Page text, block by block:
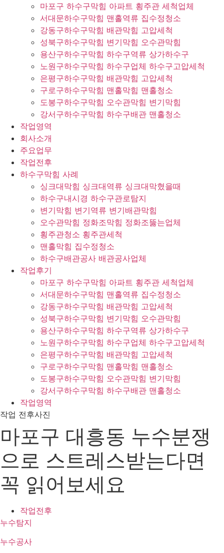
마포구 하수구막힘 아파트 횡주관 세척업체
서대문하수구막힘 맨홀역류 집수정청소
강동구하수구막힘 배관막힘 고압세척
성북구하수구막힘 변기막힘 오수관막힘
용산구하수구막힘 하수구역류 상가하수구
노원구하수구막힘 하수구업체 하수구고압세척
은평구하수구막힘 배관막힘 고압세척
구로구하수구막힘 맨홀막힘 맨홀청소
도봉구하수구막힘 오수관막힘 변기막힘
강서구하수구막힘 하수구배관 맨홀청소
작업영역
회사소개
주요업무
작업전후
하수구막힘 사례
싱크대막힘 싱크대역류 싱크대막혔을때
하수구내시경 하수구관로탐지
변기막힘 변기역류 변기배관막힘
오수관막힘 정화조막힘 정화조뚫는업체
횡주관청소 횡주관세척
맨홀막힘 집수정청소
하수구배관공사 배관공사업체
작업후기
마포구 하수구막힘 아파트 횡주관 세척업체
서대문하수구막힘 맨홀역류 집수정청소
강동구하수구막힘 배관막힘 고압세척
성북구하수구막힘 변기막힘 오수관막힘
용산구하수구막힘 하수구역류 상가하수구
노원구하수구막힘 하수구업체 하수구고압세척
은평구하수구막힘 배관막힘 고압세척
구로구하수구막힘 맨홀막힘 맨홀청소
도봉구하수구막힘 오수관막힘 변기막힘
강서구하수구막힘 하수구배관 맨홀청소
작업영역
작업 전후사진
마포구 대흥동 누수분쟁
으로 스트레스받는다면
꼭 읽어보세요
작업전후
누수탐지
누수공사